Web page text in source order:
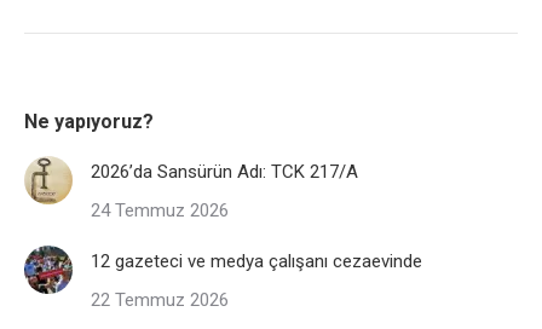
Ne yapıyoruz?
2026’da Sansürün Adı: TCK 217/A
24 Temmuz 2026
12 gazeteci ve medya çalışanı cezaevinde
22 Temmuz 2026